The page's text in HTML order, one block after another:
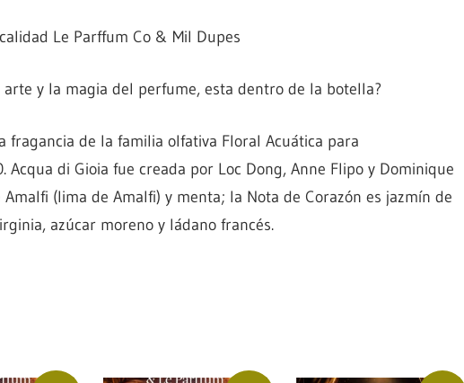
Le Parffum Co & Mil Dupes
y la magia del perfume, esta dentro de la botella?
fragancia de la familia olfativa Floral Acuática para
Acqua di Gioia fue creada por Loc Dong, Anne Flipo y Dominique
(lima de Amalfi) y menta; la Nota de Corazón es jazmín de
azúcar moreno y ládano francés.